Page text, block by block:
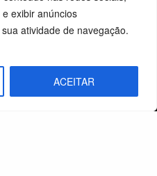
exibir anúncios
atividade de navegação.
ACEITAR